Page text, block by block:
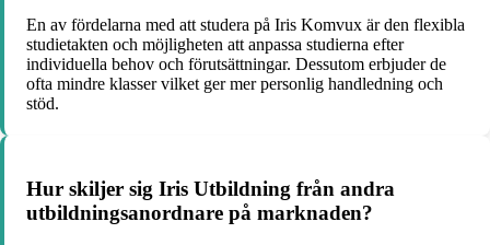
En av fördelarna med att studera på Iris Komvux är den flexibla
studietakten och möjligheten att anpassa studierna efter
individuella behov och förutsättningar. Dessutom erbjuder de
ofta mindre klasser vilket ger mer personlig handledning och
stöd.
Hur skiljer sig Iris Utbildning från andra
utbildningsanordnare på marknaden?